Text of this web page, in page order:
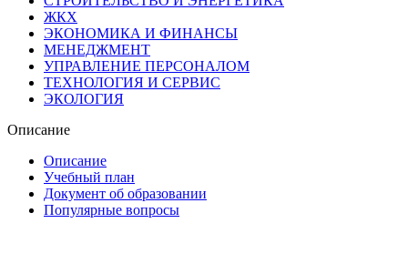
ЖКХ
ЭКОНОМИКА И ФИНАНСЫ
МЕНЕДЖМЕНТ
УПРАВЛЕНИЕ ПЕРСОНАЛОМ
ТЕХНОЛОГИЯ И СЕРВИС
ЭКОЛОГИЯ
Описание
Описание
Учебный план
Документ об образовании
Популярные вопросы